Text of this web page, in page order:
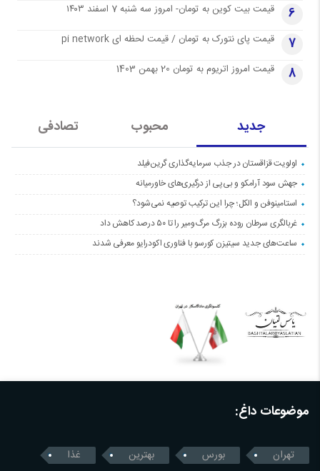
6 قیمت بیت کوین به تومان- امروز سه شنبه 7 اسفند ۱۴۰۳
7 قیمت پای نتورک به تومان / قیمت لحظه ای pi network
8 قیمت امروز اتریوم به تومان 20 بهمن 1403
جدید محبوب تصادفی
اولویت قزاقستان در جذب سرمایه‌گذاری گرین‌فیلد
جهش سود آرامکو و بی‌پی از درگیری‌های خاورمیانه
استامینوفن و الکل؛ چرا این ترکیب توصیه نمی‌شود؟
غربالگری سرطان روده بزرگ مرگ‌ومیر را تا ۵۰ درصد کاهش داد
ساعت‌های جدید سیتیزن کورسو با فناوری اکودرایو معرفی شدند
موضوعات داغ:
تهران بورس بهترین غذا